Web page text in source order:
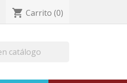
shopping_cart Carrito (0)